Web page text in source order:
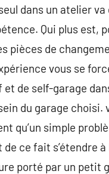
dans un atelier
Qui plus est,
pièces de
vous se
de self-garage
du garage
qu’un simple
ce fait s’étendre
porté par un petit